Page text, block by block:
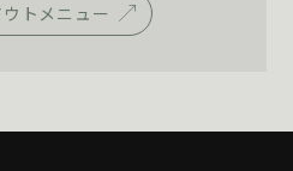
トメニュー